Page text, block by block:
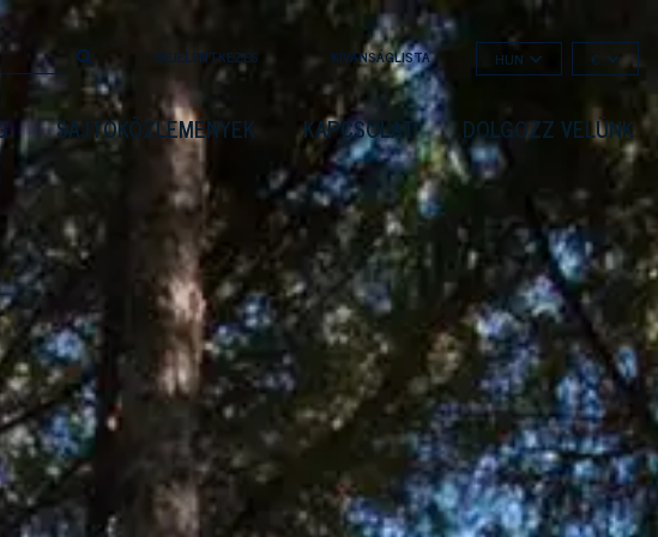
BEJELENTKEZÉS KÍVÁNSÁGLISTA HUN €
SAJTÓKÖZLEMÉNYEK KAPCSOLAT DOLGOZZ VELÜNK